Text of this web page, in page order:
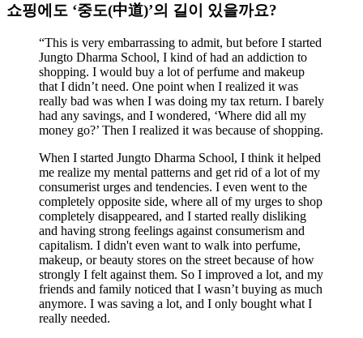
쇼핑에도 ‘중도(中道)’의 길이 있을까요?
“This is very embarrassing to admit, but before I started
Jungto Dharma School, I kind of had an addiction to
shopping. I would buy a lot of perfume and makeup
that I didn’t need. One point when I realized it was
really bad was when I was doing my tax return. I barely
had any savings, and I wondered, ‘Where did all my
money go?’ Then I realized it was because of shopping.
When I started Jungto Dharma School, I think it helped
me realize my mental patterns and get rid of a lot of my
consumerist urges and tendencies. I even went to the
completely opposite side, where all of my urges to shop
completely disappeared, and I started really disliking
and having strong feelings against consumerism and
capitalism. I didn't even want to walk into perfume,
makeup, or beauty stores on the street because of how
strongly I felt against them. So I improved a lot, and my
friends and family noticed that I wasn’t buying as much
anymore. I was saving a lot, and I only bought what I
really needed.